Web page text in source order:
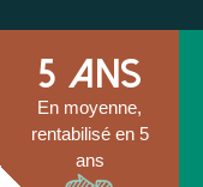
5 ans
En moyenne,
rentabilisé en 5
ans